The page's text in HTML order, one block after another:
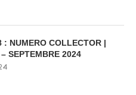
: NUMERO COLLECTOR |
SEPTEMBRE 2024